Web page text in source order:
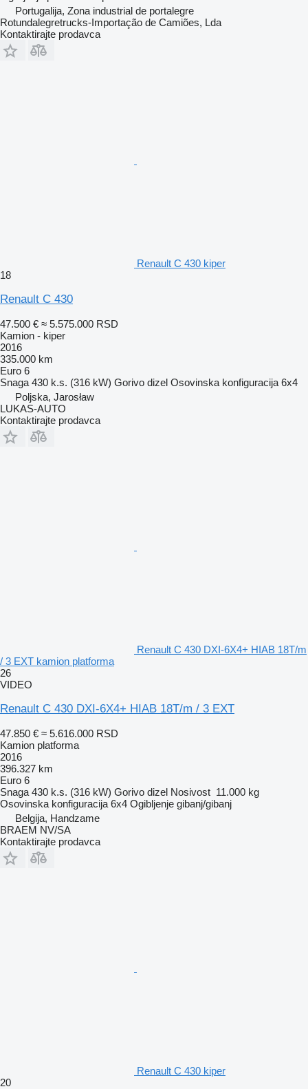
Portugalija, Zona industrial de portalegre
Rotundalegretrucks-Importação de Camiões, Lda
Kontaktirajte prodavca
Renault C 430 kiper
18
Renault C 430
47.500 € ≈ 5.575.000 RSD
Kamion - kiper
2016
335.000 km
Euro 6
Snaga 430 k.s. (316 kW) Gorivo dizel Osovinska konfiguracija 6x4
Poljska, Jarosław
LUKAS-AUTO
Kontaktirajte prodavca
Renault C 430 DXI-6X4+ HIAB 18T/m
/ 3 EXT kamion platforma
26
VIDEO
Renault C 430 DXI-6X4+ HIAB 18T/m / 3 EXT
47.850 € ≈ 5.616.000 RSD
Kamion platforma
2016
396.327 km
Euro 6
Snaga 430 k.s. (316 kW) Gorivo dizel Nosivost 11.000 kg
Osovinska konfiguracija 6x4 Ogibljenje gibanj/gibanj
Belgija, Handzame
BRAEM NV/SA
Kontaktirajte prodavca
Renault C 430 kiper
20